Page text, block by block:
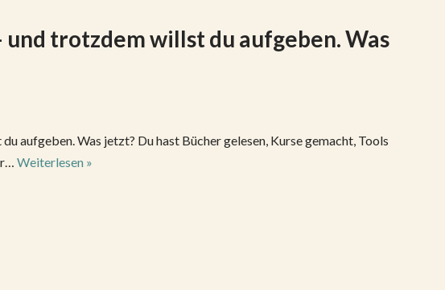
und trotzdem willst du aufgeben. Was
aufgeben. Was jetzt? Du hast Bücher gelesen, Kurse gemacht, Tools
Weiterlesen »